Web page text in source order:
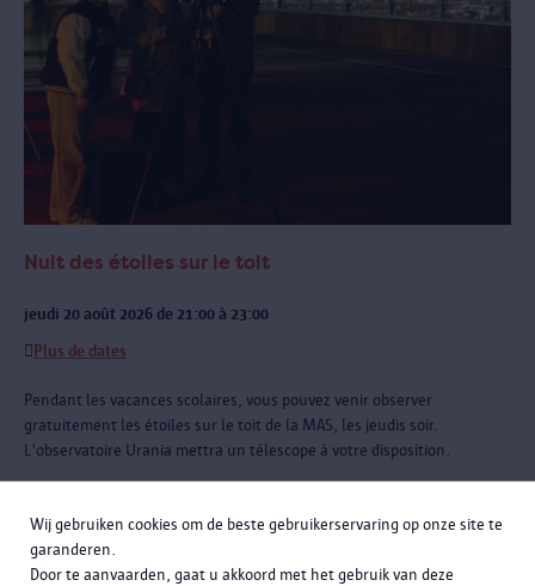
Wij gebruiken cookies om de beste gebruikerservaring op onze site te
garanderen.
Door te aanvaarden, gaat u akkoord met het gebruik van deze
Nuit des étoiles sur le toit
jeudi 20 août 2026 de 21:00 à 23:00
Plus de dates
Pendant les vacances scolaires, vous pouvez venir observer
gratuitement les étoiles sur le toit de la MAS, les jeudis soir.
L'observatoire Urania mettra un télescope à votre disposition.